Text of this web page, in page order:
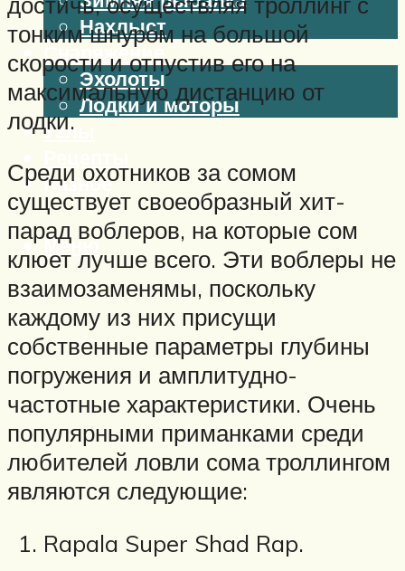
Нахлыст
Снаряжение
Эхолоты
Лодки и моторы
Узлы
Разное
Меню
тонким шнуром на большой
скорости и отпустив его на
максимальную дистанцию от
лодки.
Среди охотников за сомом
существует своеобразный хит-
парад воблеров, на которые сом
клюет лучше всего. Эти воблеры не
взаимозаменямы, поскольку
каждому из них присущи
собственные параметры глубины
погружения и амплитудно-
частотные характеристики. Очень
популярными приманками среди
любителей ловли сома троллингом
являются следующие:
Rapala Super Shad Rap.